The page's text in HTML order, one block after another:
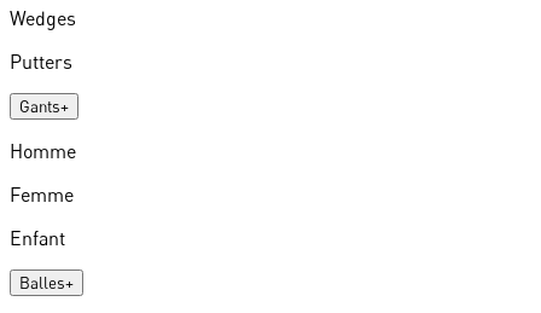
Wedges
Putters
Gants+
Homme
Femme
Enfant
Balles+